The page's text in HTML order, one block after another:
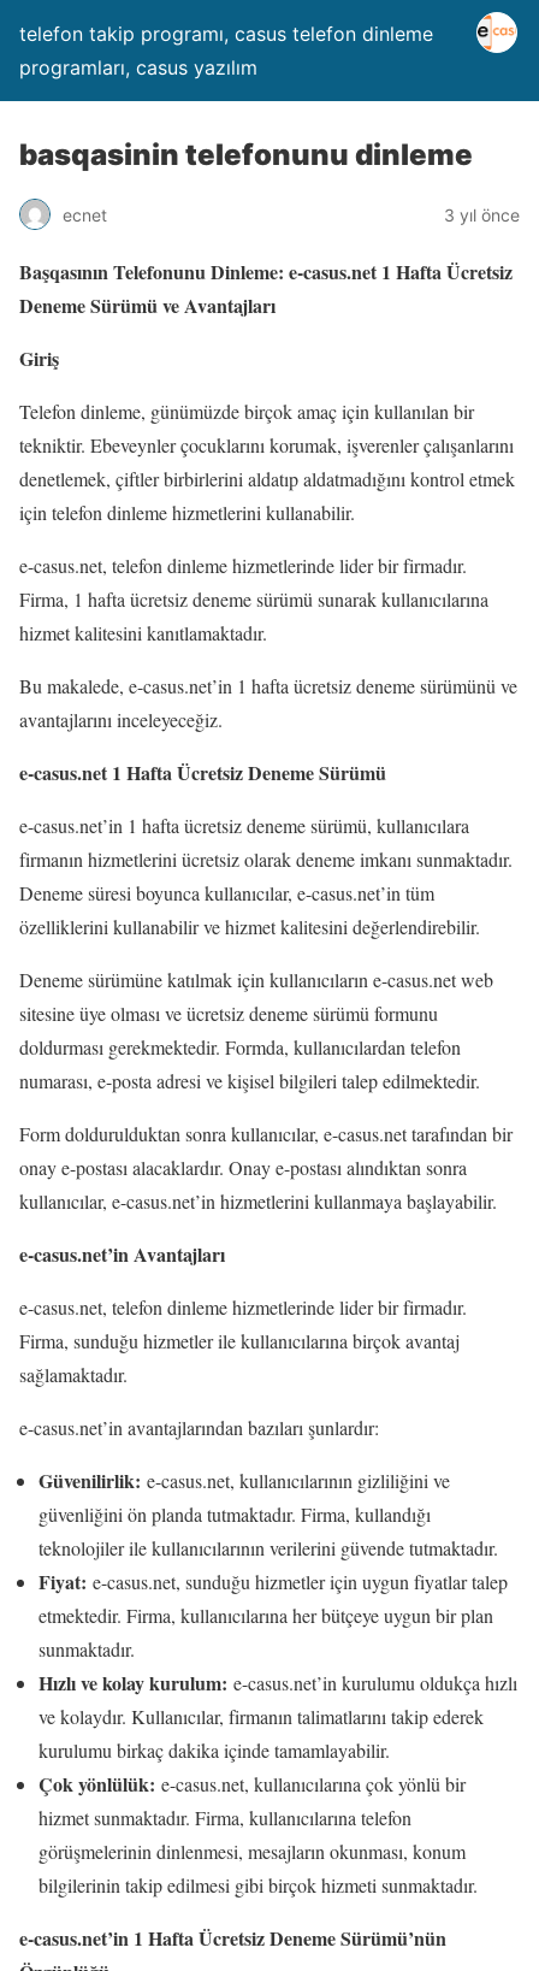
telefon takip programı, casus telefon dinleme
programları, casus yazılım
basqasinin telefonunu dinleme
ecnet 3 yıl önce
Başqasının Telefonunu Dinleme: e-casus.net 1 Hafta Ücretsiz
Deneme Sürümü ve Avantajları
Giriş
Telefon dinleme, günümüzde birçok amaç için kullanılan bir
tekniktir. Ebeveynler çocuklarını korumak, işverenler çalışanlarını
denetlemek, çiftler birbirlerini aldatıp aldatmadığını kontrol etmek
için telefon dinleme hizmetlerini kullanabilir.
e-casus.net, telefon dinleme hizmetlerinde lider bir firmadır.
Firma, 1 hafta ücretsiz deneme sürümü sunarak kullanıcılarına
hizmet kalitesini kanıtlamaktadır.
Bu makalede, e-casus.net’in 1 hafta ücretsiz deneme sürümünü ve
avantajlarını inceleyeceğiz.
e-casus.net 1 Hafta Ücretsiz Deneme Sürümü
e-casus.net’in 1 hafta ücretsiz deneme sürümü, kullanıcılara
firmanın hizmetlerini ücretsiz olarak deneme imkanı sunmaktadır.
Deneme süresi boyunca kullanıcılar, e-casus.net’in tüm
özelliklerini kullanabilir ve hizmet kalitesini değerlendirebilir.
Deneme sürümüne katılmak için kullanıcıların e-casus.net web
sitesine üye olması ve ücretsiz deneme sürümü formunu
doldurması gerekmektedir. Formda, kullanıcılardan telefon
numarası, e-posta adresi ve kişisel bilgileri talep edilmektedir.
Form doldurulduktan sonra kullanıcılar, e-casus.net tarafından bir
onay e-postası alacaklardır. Onay e-postası alındıktan sonra
kullanıcılar, e-casus.net’in hizmetlerini kullanmaya başlayabilir.
e-casus.net’in Avantajları
e-casus.net, telefon dinleme hizmetlerinde lider bir firmadır.
Firma, sunduğu hizmetler ile kullanıcılarına birçok avantaj
sağlamaktadır.
e-casus.net’in avantajlarından bazıları şunlardır:
Güvenilirlik: e-casus.net, kullanıcılarının gizliliğini ve
güvenliğini ön planda tutmaktadır. Firma, kullandığı
teknolojiler ile kullanıcılarının verilerini güvende tutmaktadır.
Fiyat: e-casus.net, sunduğu hizmetler için uygun fiyatlar talep
etmektedir. Firma, kullanıcılarına her bütçeye uygun bir plan
sunmaktadır.
Hızlı ve kolay kurulum: e-casus.net’in kurulumu oldukça hızlı
ve kolaydır. Kullanıcılar, firmanın talimatlarını takip ederek
kurulumu birkaç dakika içinde tamamlayabilir.
Çok yönlülük: e-casus.net, kullanıcılarına çok yönlü bir
hizmet sunmaktadır. Firma, kullanıcılarına telefon
görüşmelerinin dinlenmesi, mesajların okunması, konum
bilgilerinin takip edilmesi gibi birçok hizmeti sunmaktadır.
e-casus.net’in 1 Hafta Ücretsiz Deneme Sürümü’nün